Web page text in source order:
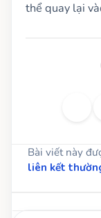
thể quay lại
Bài viết này
liên kết